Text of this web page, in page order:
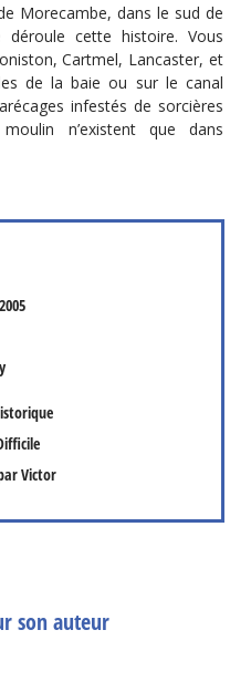
Morecambe, dans le sud de
cette histoire. Vous
Cartmel, Lancaster, et
de la baie ou sur le canal
infestés de sorcières
n’existent que dans
Victor
son auteur